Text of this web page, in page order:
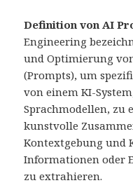
Definition von AI
Engineering
und Optimierung
(Prompts), um
von einem KI-
Sprachmodellen, zu
kunstvolle
Kontextgebung und
Informationen oder
zu extrahieren.